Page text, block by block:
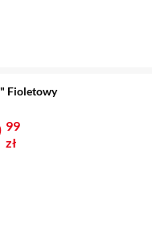
Fioletowy
139,99
99
zł